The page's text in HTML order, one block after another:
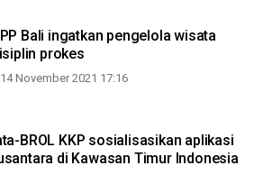
Bali ingatkan pengelola wisata
prokes
November 2021 17:16
BROL KKP sosialisasikan aplikasi
di Kawasan Timur Indonesia